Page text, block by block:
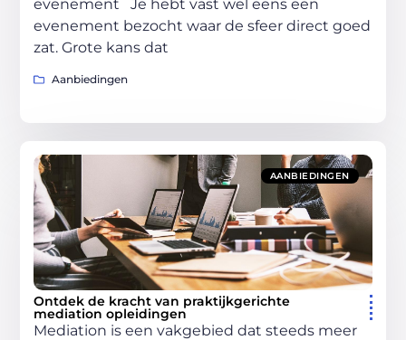
evenement Je hebt vast wel eens een
evenement bezocht waar de sfeer direct goed
zat. Grote kans dat
Aanbiedingen
AANBIEDINGEN
Ontdek de kracht van praktijkgerichte
mediation opleidingen
Mediation is een vakgebied dat steeds meer